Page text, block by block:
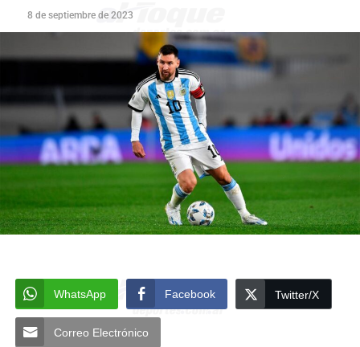
8 de septiembre de 2023
WhatsApp Facebook Twitter/X
Correo Electrónico